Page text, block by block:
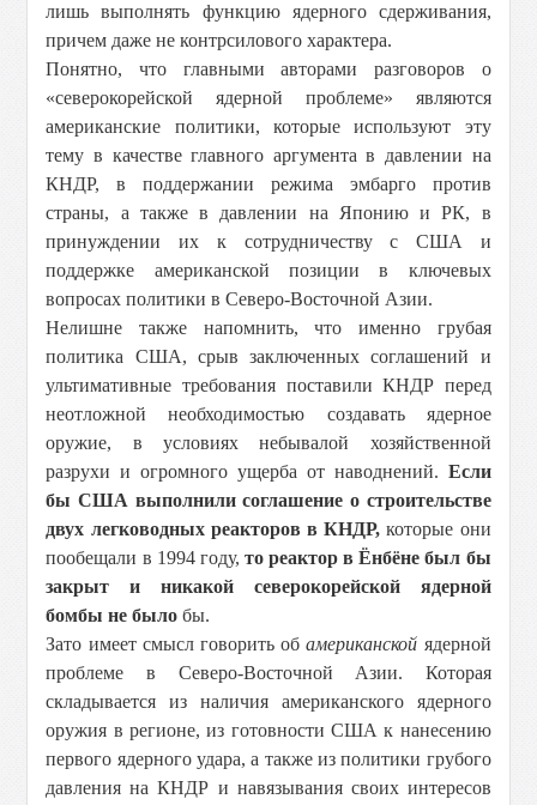
лишь выполнять функцию ядерного сдерживания,
причем даже не контрсилового характера.
Понятно, что главными авторами разговоров о
«северокорейской ядерной проблеме» являются
американские политики, которые используют эту
тему в качестве главного аргумента в давлении на
КНДР, в поддержании режима эмбарго против
страны, а также в давлении на Японию и РК, в
принуждении их к сотрудничеству с США и
поддержке американской позиции в ключевых
вопросах политики в Северо-Восточной Азии.
Нелишне также напомнить, что именно грубая
политика США, срыв заключенных соглашений и
ультимативные требования поставили КНДР перед
неотложной необходимостью создавать ядерное
оружие, в условиях небывалой хозяйственной
разрухи и огромного ущерба от наводнений. Если
бы США выполнили соглашение о строительстве
двух легководных реакторов в КНДР,которые они
пообещали в 1994 году, то реактор в Ёнбёне был бы
закрыт и никакой северокорейской ядерной
бомбы не было бы.
Зато имеет смысл говорить обамериканской ядерной
проблеме в Северо-Восточной Азии. Которая
складывается из наличия американского ядерного
оружия в регионе, из готовности США к нанесению
первого ядерного удара, а также из политики грубого
давления на КНДР и навязывания своих интересов